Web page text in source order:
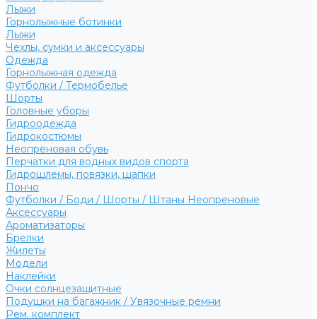
Лыжи
Горнолыжные ботинки
Лыжи
Чехлы, сумки и аксессуары
Одежда
Горнолыжная одежда
Футболки / Термобелье
Шорты
Головные уборы
Гидроодежда
Гидрокостюмы
Неопреновая обувь
Перчатки для водных видов спорта
Гидрошлемы, повязки, шапки
Пончо
Футболки / Боди / Шорты / Штаны Неопреновые
Аксессуары
Ароматизаторы
Брелки
Жилеты
Модели
Наклейки
Очки солнцезащитные
Подушки на багажник / Увязочные ремни
Рем. комплект